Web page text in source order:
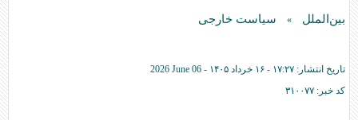
بین‌الملل » سیاست خارجی
تاریخ انتشار: ۱۷:۲۷ - ۱۶ خرداد ۱۴۰۵ -
2026 June 06
کد خبر: ۳۱۰۰۷۷